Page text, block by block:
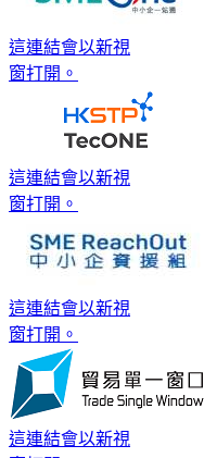
這連結會以新視
窗打開。
這連結會以新視
窗打開。
這連結會以新視
窗打開。
這連結會以新視